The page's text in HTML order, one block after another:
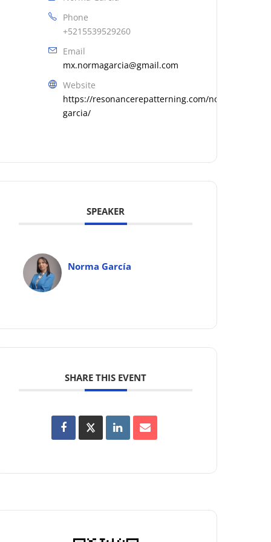
Phone
+5215539529260
Email
mx.normagarcia@gmail.com
Website
https://resonancerepatterning.com/norma-
garcia/
SPEAKER
Norma García
SHARE THIS EVENT